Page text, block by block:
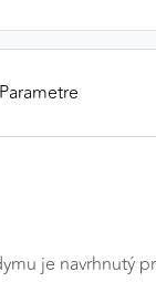
Parametre
je navrhnutý